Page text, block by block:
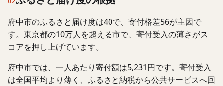
02
府中市のふるさと届け度は40で、寄付格差56が主因で
す。東京都の10万人を超える市で、寄付受入の薄さがス
コアを押し上げています。
府中市では、一人あたり寄付額は5,231円です。寄付受入
は全国平均より薄く、ふるさと納税から公共サービスへ回